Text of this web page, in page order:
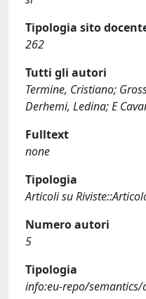
Tipologia sito
262
Tutti gli autori
Termine, Cristiano;
Derhemi, Ledina; E
Fulltext
none
Tipologia
Articoli su
Numero autori
5
Tipologia
info:eu-repo/semantics/